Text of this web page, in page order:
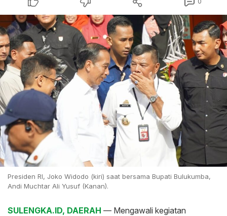
Presiden RI, Joko Widodo (kiri) saat bersama Bupati Bulukumba,
Andi Muchtar Ali Yusuf (Kanan).
SULENGKA.ID, DAERAH — Mengawali kegiatan